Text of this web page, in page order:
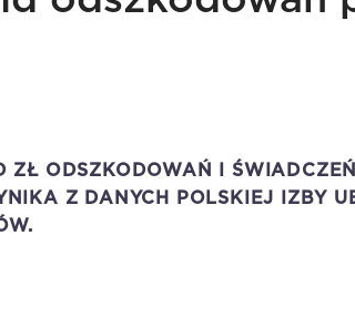
ODSZKODOWAŃ I
Z DANYCH POLSKIEJ IZBY